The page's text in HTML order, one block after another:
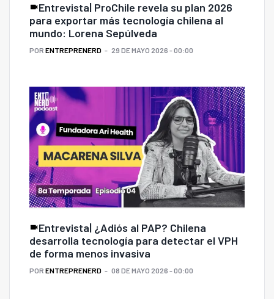
Entrevista| ProChile revela su plan 2026
para exportar más tecnología chilena al
mundo: Lorena Sepúlveda
POR ENTREPRENERD 29 DE MAYO 2026 - 00:00
Entrevista| ¿Adiós al PAP? Chilena
desarrolla tecnología para detectar el VPH
de forma menos invasiva
POR ENTREPRENERD 08 DE MAYO 2026 - 00:00